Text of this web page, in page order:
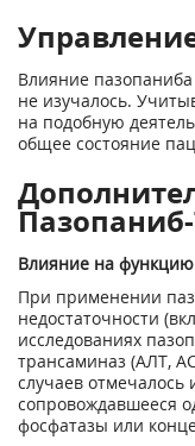
Влияние
не изучалось.
на подобную
общее состояние
Влияние на
При применении
недостаточности
исследованиях
трансаминаз (АЛТ,
случаев
сопровождавшееся
фосфатазы или